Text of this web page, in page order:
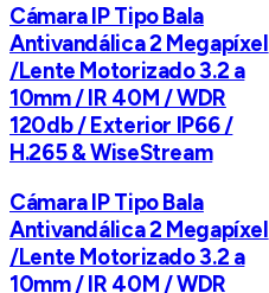
Cámara IP Tipo Bala
Antivandálica 2 Megapíxel
/Lente Motorizado 3.2 a
10mm / IR 40M / WDR
120db / Exterior IP66 /
H.265 & WiseStream
Cámara IP Tipo Bala
Antivandálica 2 Megapíxel
/Lente Motorizado 3.2 a
10mm / IR 40M / WDR